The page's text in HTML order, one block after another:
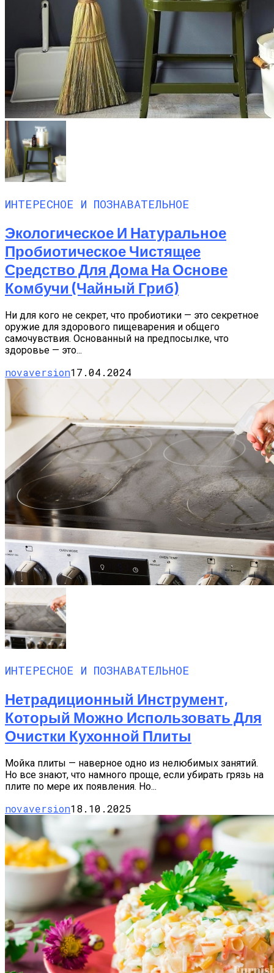
ИНТЕРЕСНОЕ И ПОЗНАВАТЕЛЬНОЕ
Экологическое И Натуральное
Пробиотическое Чистящее
Средство Для Дома На Основе
Комбучи (чайный Гриб)
Ни для кого не секрет, что пробиотики — это секретное
оружие для здорового пищеварения и общего
самочувствия. Основанный на предпосылке, что
здоровье — это...
novaversion17.04.2024
ИНТЕРЕСНОЕ И ПОЗНАВАТЕЛЬНОЕ
Нетрадиционный Инструмент,
Который Можно Использовать Для
Очистки Кухонной Плиты
Мойка плиты — наверное одно из нелюбимых занятий.
Но все знают, что намного проще, если убирать грязь на
плите по мере их появления. Но...
novaversion18.10.2025